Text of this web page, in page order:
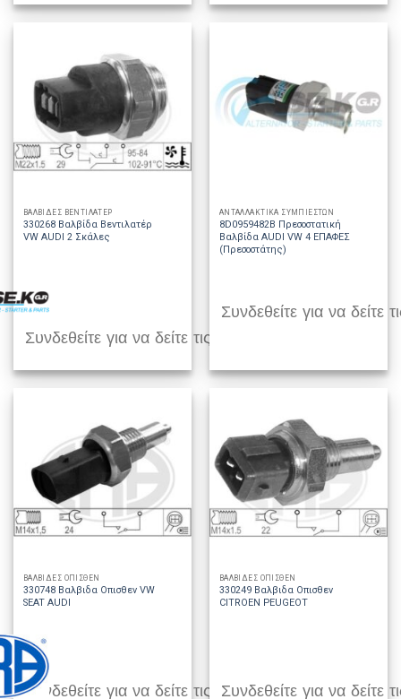
ΒΑΛΒΙΔΕΣ ΒΕΝΤΙΛΑΤΕΡ
330268 Βαλβίδα Βεντιλατέρ
VW AUDI 2 Σκάλες
Συνδεθείτε για να δείτε τις τιμές
ΑΝΤΑΛΛΑΚΤΙΚΑ ΣΥΜΠΙΕΣΤΩΝ
8D0959482B Πρεσοστατική
Βαλβίδα AUDI VW 4 ΕΠΑΦΕΣ
(Πρεσοστάτης)
Συνδεθείτε για να δείτε
ΒΑΛΒΙΔΕΣ ΟΠΙΣΘΕΝ
330748 Βαλβιδα Οπισθεν VW
SEAT AUDI
Συνδεθείτε για να δείτε τις τιμές
ΒΑΛΒΙΔΕΣ ΟΠΙΣΘΕΝ
330249 Βαλβιδα Οπισθεν
CITROEN PEUGEOT
Συνδεθείτε για να δείτε